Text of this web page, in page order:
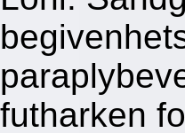
futharken